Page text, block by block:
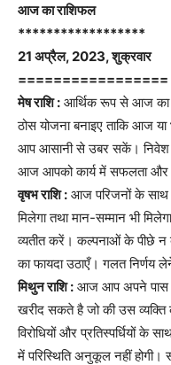
आज का राशिफल
******************
21 अप्रैल, 2023, शुक्रवार
=================
मेष राशि : आर्थिक रूप से आज का
ठोस योजना बनाइए ताकि आज
आप आसानी से उबर सकें। निवेश
आज आपको कार्य में सफलता और
वृषभ राशि : आज परिजनों के साथ
मिलेगा तथा मान-सम्मान भी
व्यतीत करें। कल्पनाओं के पीछे न
का फायदा उठाएँ। गलत निर्णय
मिथुन राशि : आज आप अपने पास के
खरीद सकते है जो की उस
विरोधियों और प्रतिस्पर्धियों के
में परिस्थिति अनुकूल नहीं